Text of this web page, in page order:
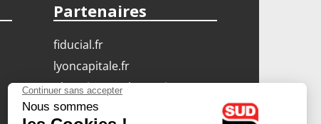
Partenaires
fiducial.fr
lyoncapitale.fr
olympique-et-lyonnais.com